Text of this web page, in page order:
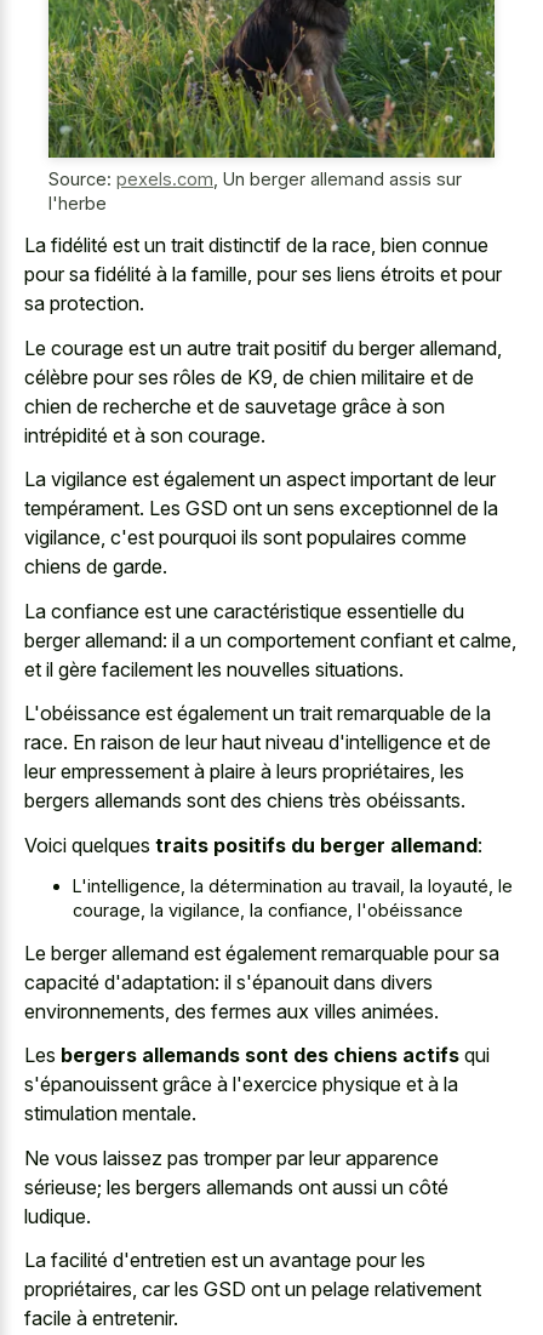
Source: pexels.com Un berger allemand assis sur
l'herbe
La fidélité est un trait distinctif de la race, bien connue
pour sa fidélité à la famille, pour ses liens étroits et pour
sa protection.
Le courage est un autre trait positif du berger allemand,
célèbre pour ses rôles de K9, de chien militaire et de
chien de recherche et de sauvetage grâce à son
intrépidité et à son courage.
La vigilance est également un aspect important de leur
tempérament. Les GSD ont un sens exceptionnel de la
vigilance, c'est pourquoi ils sont populaires comme
chiens de garde.
La confiance est une caractéristique essentielle du
berger allemand: il a un comportement confiant et calme,
et il gère facilement les nouvelles situations.
L'obéissance est également un trait remarquable de la
race. En raison de leur haut niveau d'intelligence et de
leur empressement à plaire à leurs propriétaires, les
bergers allemands sont des chiens très obéissants.
Voici quelques traits positifs du berger allemand:
L'intelligence, la détermination au travail, la loyauté, le
courage, la vigilance, la confiance, l'obéissance
Le berger allemand est également remarquable pour sa
capacité d'adaptation: il s'épanouit dans divers
environnements, des fermes aux villes animées.
Les bergers allemands sont des chiens actifs qui
s'épanouissent grâce à l'exercice physique et à la
stimulation mentale.
Ne vous laissez pas tromper par leur apparence
sérieuse; les bergers allemands ont aussi un côté
ludique.
La facilité d'entretien est un avantage pour les
propriétaires, car les GSD ont un pelage relativement
facile à entretenir.